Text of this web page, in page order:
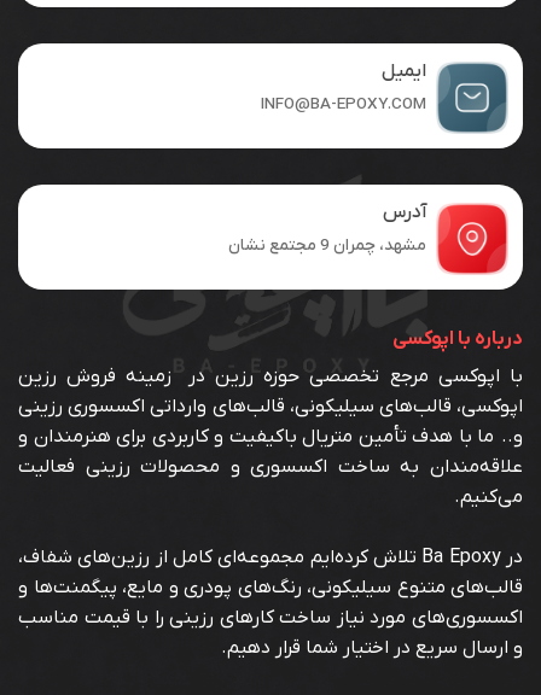
است
صفحه
محصول
انتخاب
ایمیل
INFO@BA-EPOXY.COM
آدرس
مشهد، چمران 9 مجتمع نشان
درباره با اپوکسی
با اپوکسی مرجع تخصصی حوزه رزین در زمینه فروش رزین
اپوکسی، قالب‌های سیلیکونی، قالب‌های وارداتی اکسسوری رزینی
و.. ما با هدف تأمین متریال باکیفیت و کاربردی برای هنرمندان و
علاقه‌مندان به ساخت اکسسوری و محصولات رزینی فعالیت
می‌کنیم.
در Ba Epoxy تلاش کرده‌ایم مجموعه‌ای کامل از رزین‌های شفاف،
قالب‌های متنوع سیلیکونی، رنگ‌های پودری و مایع، پیگمنت‌ها و
اکسسوری‌های مورد نیاز ساخت کارهای رزینی را با قیمت مناسب
و ارسال سریع در اختیار شما قرار دهیم.